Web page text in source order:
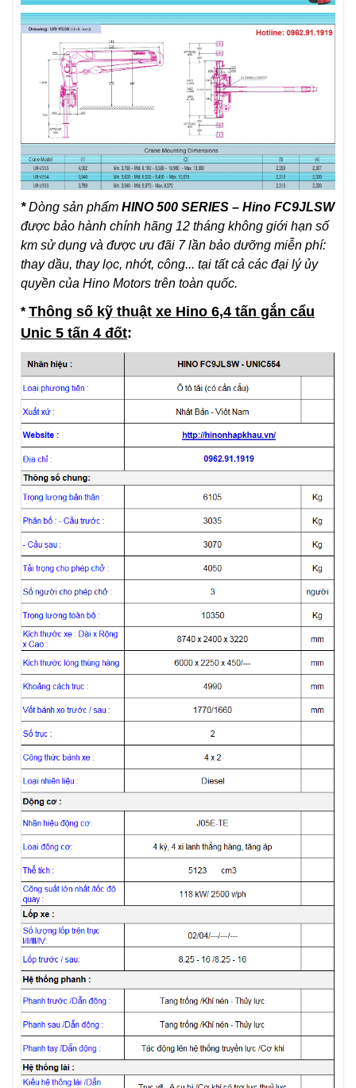
*Dòng sản phẩm HINO 500 SERIES – Hino FC9JLSW
được bảo hành chính hãng 12 tháng không giới hạn số
km sử dụng và được ưu đãi 7 lần bảo dưỡng miễn phí:
thay dầu, thay lọc, nhớt, công... tại tất cả các đại lý ủy
quyền của Hino Motors trên toàn quốc.
* Thông số kỹ thuật xe Hino 6,4 tấn gắn cẩu
Unic 5 tấn 4 đốt: